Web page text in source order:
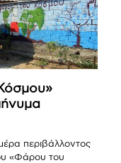
περιβάλλοντος
«Φάρου του